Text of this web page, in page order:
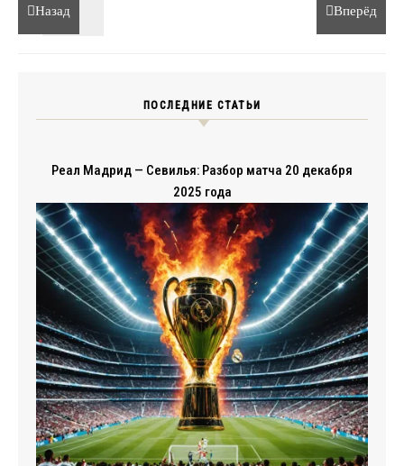
Назад Вперёд
ПОСЛЕДНИЕ СТАТЬИ
Реал Мадрид — Севилья: Разбор матча 20 декабря
2025 года